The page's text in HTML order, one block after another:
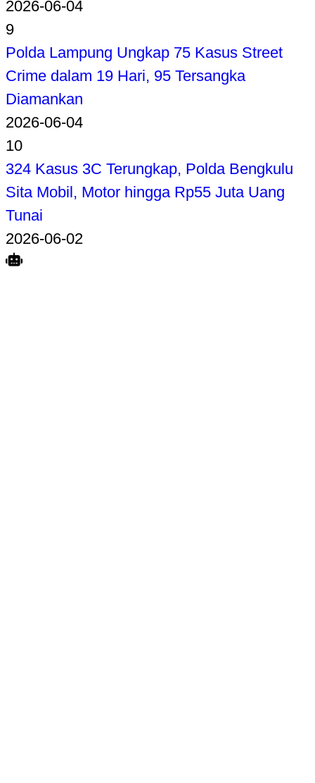
2026-06-04
9
Polda Lampung Ungkap 75 Kasus Street
Crime dalam 19 Hari, 95 Tersangka
Diamankan
2026-06-04
10
324 Kasus 3C Terungkap, Polda Bengkulu
Sita Mobil, Motor hingga Rp55 Juta Uang
Tunai
2026-06-02